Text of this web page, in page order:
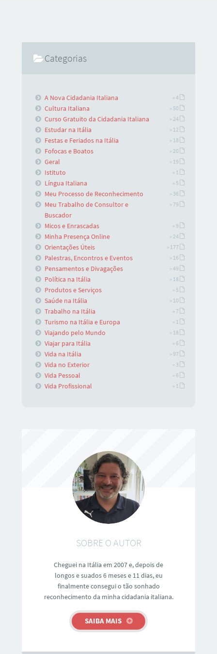
Categorias
A Nova Cidadania Italiana » 4
Cultura Italiana » 50
Curso Gratuito da Cidadania Italiana » 24
Estudar na Itália » 12
Festas e Feriados na Itália » 18
Fofocas e Boatos » 20
Geral » 19
Istituto » 1
Língua Italiana » 5
Meu Processo de Reconhecimento » 36
Meu Trabalho de Consultor e
Buscador
» 79
Micos e Enrascadas » 9
Minha Presença Online » 24
Orientações Úteis » 177
Palestras, Encontros e Eventos » 16
Pensamentos e Divagações » 49
Política na Itália » 18
Produtos e Serviços » 5
Saúde na Itália » 10
Trabalho na Itália » 7
Turismo na Itália e Europa » 1
Viajando pelo Mundo » 18
Viajar para Itália » 6
Vida na Itália » 97
Vida no Exterior » 3
Vida Pessoal » 6
Vida Profissional » 1
SOBRE O AUTOR
Cheguei na Itália em 2007 e, depois de
longos e suados 6 meses e 11 dias, eu
finalmente consegui o tão sonhado
reconhecimento da minha cidadania italiana.
SAIBA MAIS